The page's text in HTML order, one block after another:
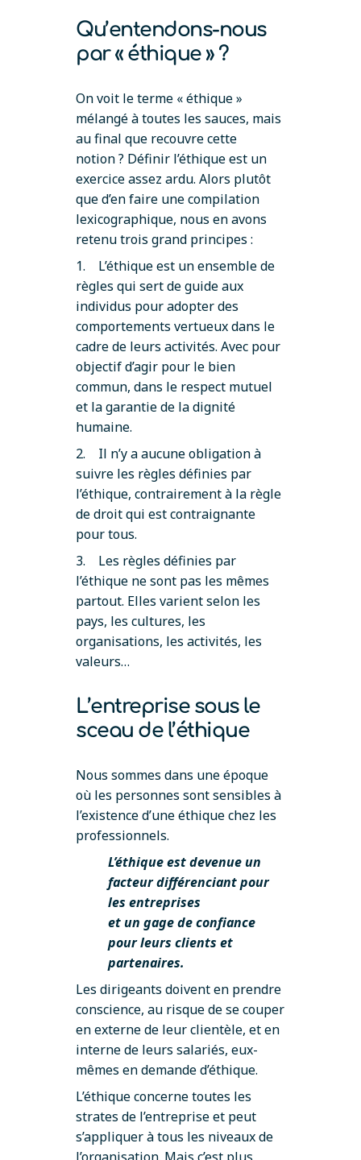
Qu’entendons-nous
par « éthique » ?
On voit le terme « éthique »
mélangé à toutes les sauces, mais
au final que recouvre cette
notion ? Définir l’éthique est un
exercice assez ardu. Alors plutôt
que d’en faire une compilation
lexicographique, nous en avons
retenu trois grand principes :
1. L’éthique est un ensemble de
règles qui sert de guide aux
individus pour adopter des
comportements vertueux dans le
cadre de leurs activités. Avec pour
objectif d’agir pour le bien
commun, dans le respect mutuel
et la garantie de la dignité
humaine.
2. Il n’y a aucune obligation à
suivre les règles définies par
l’éthique, contrairement à la règle
de droit qui est contraignante
pour tous.
3. Les règles définies par
l’éthique ne sont pas les mêmes
partout. Elles varient selon les
pays, les cultures, les
organisations, les activités, les
valeurs…
L’entreprise sous le
sceau de l’éthique
Nous sommes dans une époque
où les personnes sont sensibles à
l’existence d’une éthique chez les
professionnels.
L’éthique est devenue un
facteur différenciant pour
les entreprises
et un gage de confiance
pour leurs clients et
partenaires.
Les dirigeants doivent en prendre
conscience, au risque de se couper
en externe de leur clientèle, et en
interne de leurs salariés, eux-
mêmes en demande d’éthique.
L’éthique concerne toutes les
strates de l’entreprise et peut
s’appliquer à tous les niveaux de